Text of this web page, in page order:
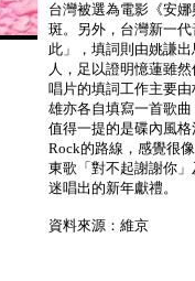
台灣被選為電影《安
斑。另外，台灣新一
此」，填詞則由姚謙
人，足以證明憶蓮雖
唱片的填詞工作主要
雄亦各自填寫一首歌
值得一提的是碟內風
Rock的路線，感覺很
東歌「對不起謝謝你
迷唱出的新年獻禮。
資料來源：維京